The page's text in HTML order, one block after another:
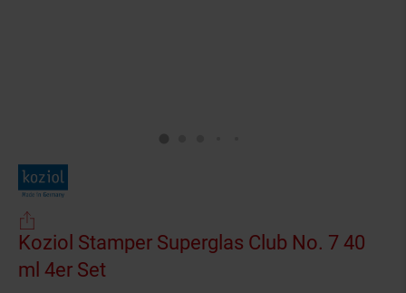
Koziol Stamper Superglas Club No. 7 40
ml 4er Set